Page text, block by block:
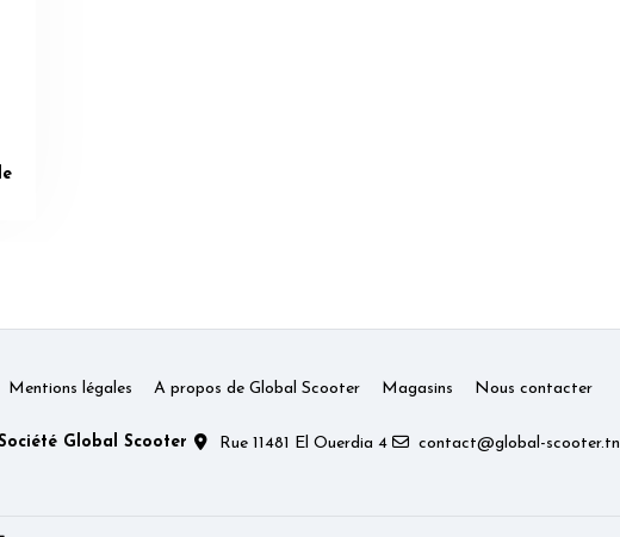
Mentions légales A propos de Global Scooter Magasins Nous contacter
Global Scooter Rue 11481 El Ouerdia 4 contact@global-scooter.tn